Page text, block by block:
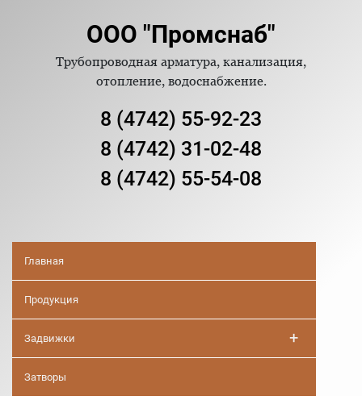
ООО "Промснаб"
Трубопроводная арматура, канализация,
отопление, водоснабжение.
8 (4742) 55-92-23
8 (4742) 31-02-48
8 (4742) 55-54-08
Главная
Продукция
Задвижки +
Затворы